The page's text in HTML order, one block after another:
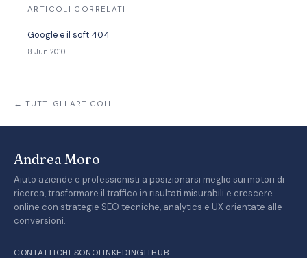
ARTICOLI CORRELATI
Google e il soft 404
8 Jun 2010
← TUTTI GLI ARTICOLI
Andrea Moro
Aiuto aziende e professionisti a posizionarsi meglio sui motori di
ricerca, trasformare il traffico in risultati misurabili e crescere
online con strategie SEO tecniche, analytics e UX orientate alle
conversioni.
CONTATTICHI SONOLINKEDINGITHUB